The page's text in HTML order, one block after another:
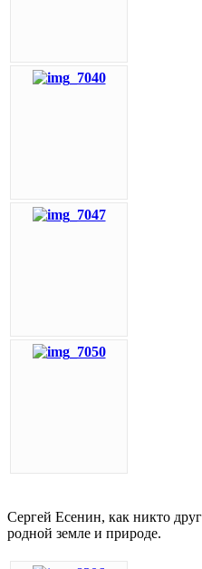
Сергей Есенин, как никто
родной земле и природе.